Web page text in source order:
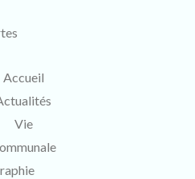
Accueil
Vie